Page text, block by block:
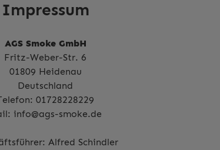
Impressum
AGS Smoke GmbH
Fritz-Weber-Str. 6
01809 Heidenau
Deutschland
01728228229
info@ags-smoke.de
Alfred Schindler